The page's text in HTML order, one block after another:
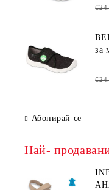
за
Абонирай се
Най-